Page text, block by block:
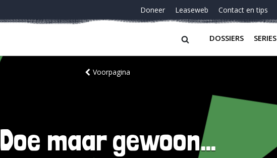
Doneer Leaseweb Contact en tips
DOSSIERS SERIES
Voorpagina
Doe maar gewoon…